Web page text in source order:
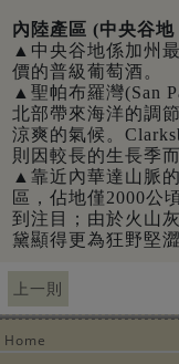
內陸產區 (中央谷
▲中央谷地係加州
價的普級葡萄酒。
▲聖帕布羅灣(San
北部帶來海洋的調
涼爽的氣候。
則因較長的生長季
▲靠近內華達山脈
區，佔地僅2000公
到注目；由於火山
黛顯得更為狂野堅澀
上一則
Home